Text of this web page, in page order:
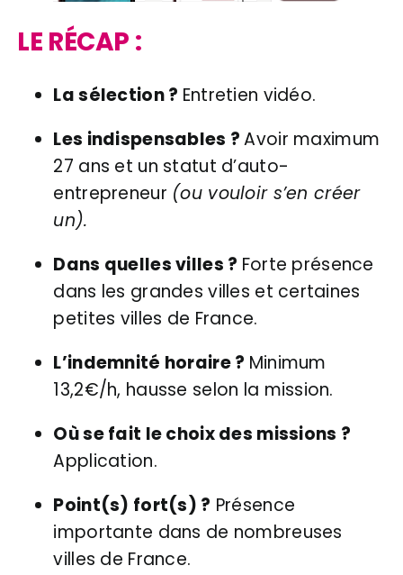
LE RÉCAP :
La sélection ? Entretien vidéo.
Les indispensables ?Avoir maximum
27 ans et un statut d’auto-
entrepreneur (ou vouloir s’en créer
un).
Dans quelles villes ? Forte présence
dans les grandes villes et certaines
petites villes de France.
L’indemnité horaire ? Minimum
13,2€/h, hausse selon la mission.
Où se fait le choix des missions ?
Application.
Point(s) fort(s) ? Présence
importante dans de nombreuses
villes de France.